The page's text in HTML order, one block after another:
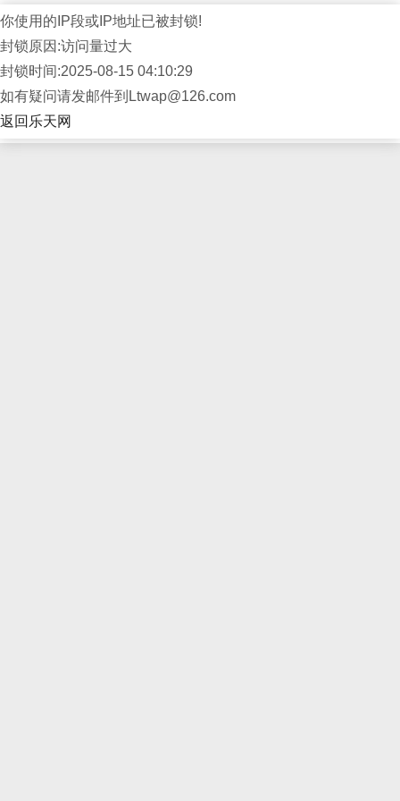
你使用的IP段或IP地址已被封锁!
封锁原因:访问量过大
封锁时间:2025-08-15 04:10:29
如有疑问请发邮件到Ltwap@126.com
返回乐天网